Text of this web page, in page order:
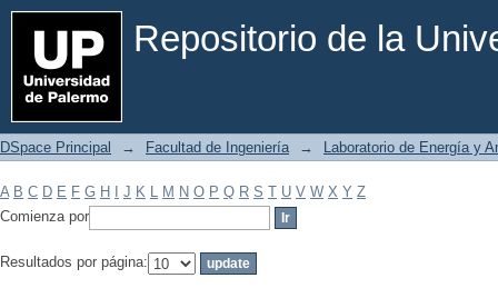
Repositorio de la
Filtrar por: Materia
DSpace Principal → Facultad de Ingeniería → Laboratorio de Energía y
A B C D E F G H J K L M N O P Q R S T U V W X Y Z
Comienza por
Resultados por página: